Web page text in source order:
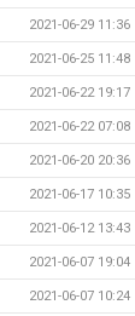
2021-06-29 11:36
2021-06-25 11:48
2021-06-22 19:17
2021-06-22 07:08
2021-06-20 20:36
2021-06-17 10:35
2021-06-12 13:43
2021-06-07 19:04
2021-06-07 10:24